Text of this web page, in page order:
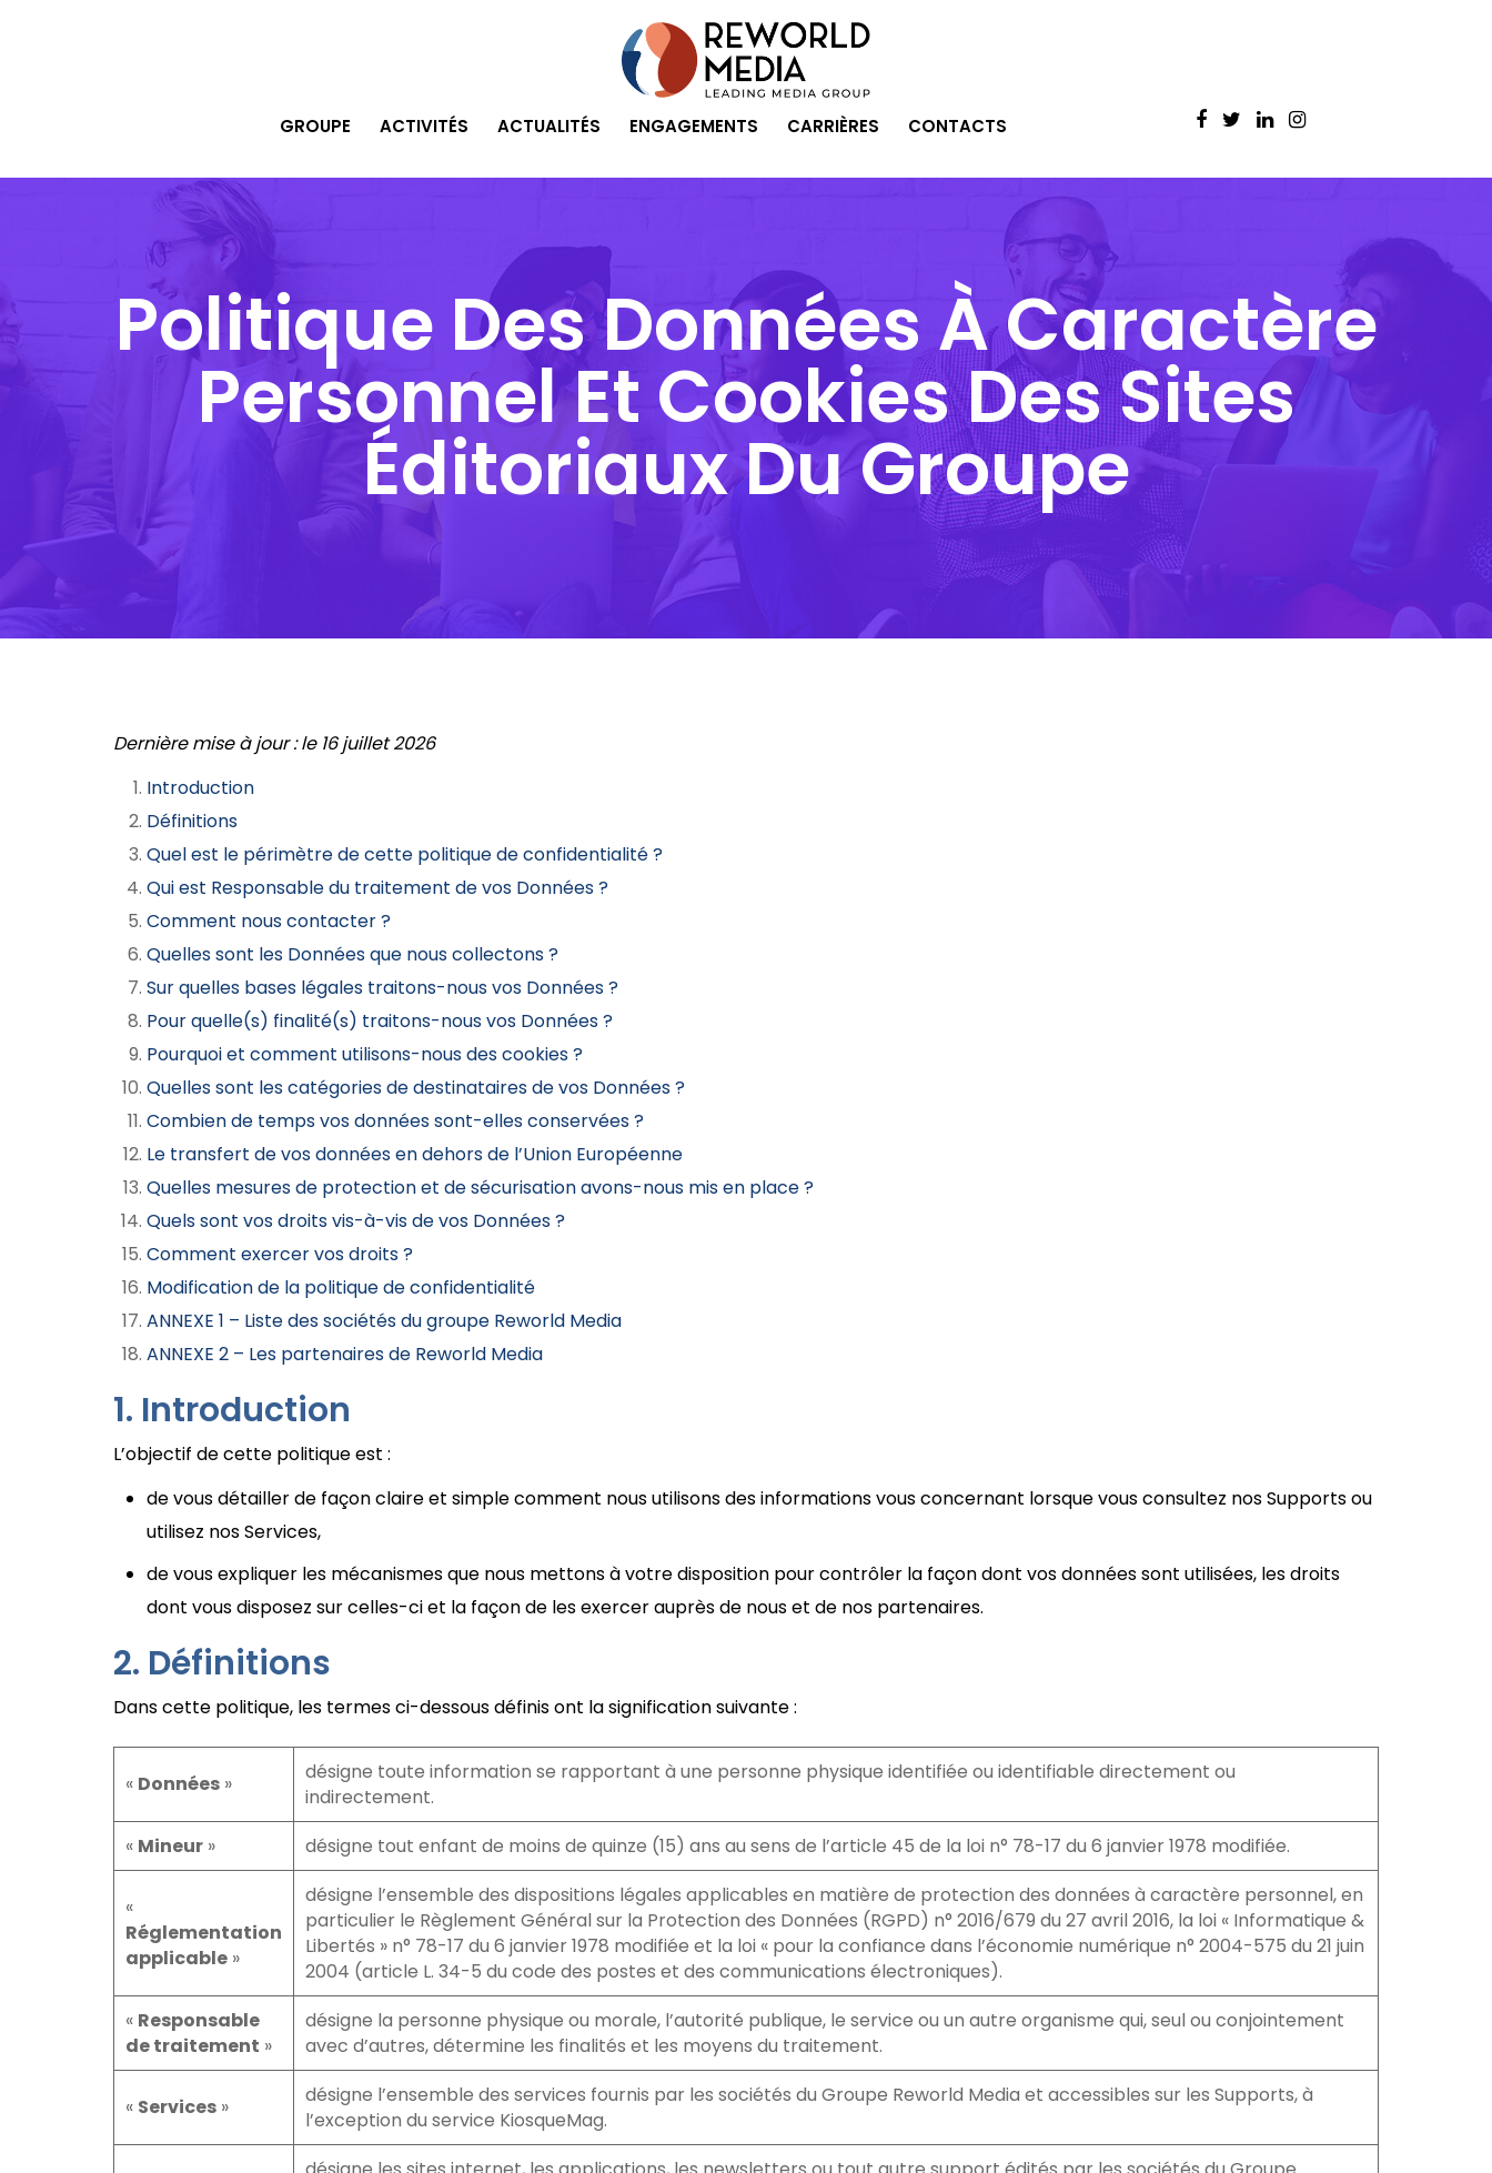
GROUPE ACTIVITÉS ACTUALITÉS ENGAGEMENTS CARRIÈRES CONTACTS
Politique Des Données À Caractère
Personnel Et Cookies Des Sites
Éditoriaux Du Groupe
Dernière mise à jour : le 16 juillet 2026
Introduction
Définitions
Quel est le périmètre de cette politique de confidentialité ?
Qui est Responsable du traitement de vos Données ?
Comment nous contacter ?
Quelles sont les Données que nous collectons ?
Sur quelles bases légales traitons-nous vos Données ?
Pour quelle(s) finalité(s) traitons-nous vos Données ?
Pourquoi et comment utilisons-nous des cookies ?
Quelles sont les catégories de destinataires de vos Données ?
Combien de temps vos données sont-elles conservées ?
Le transfert de vos données en dehors de l’Union Européenne
Quelles mesures de protection et de sécurisation avons-nous mis en place ?
Quels sont vos droits vis-à-vis de vos Données ?
Comment exercer vos droits ?
Modification de la politique de confidentialité
ANNEXE 1 – Liste des sociétés du groupe Reworld Media
ANNEXE 2 – Les partenaires de Reworld Media
Introduction
L’objectif de cette politique est :
de vous détailler de façon claire et simple comment nous utilisons des informations vous concernant lorsque vous consultez nos Supports ou
utilisez nos Services,
de vous expliquer les mécanismes que nous mettons à votre disposition pour contrôler la façon dont vos données sont utilisées, les droits
dont vous disposez sur celles-ci et la façon de les exercer auprès de nous et de nos partenaires.
Définitions
Dans cette politique, les termes ci-dessous définis ont la signification suivante :
« Données »
désigne toute information se rapportant à une personne physique identifiée ou identifiable directement ou
indirectement.
« Mineur » désigne tout enfant de moins de quinze (15) ans au sens de l’article 45 de la loi n° 78-17 du 6 janvier 1978 modifiée.
«
Réglementation
applicable »
désigne l’ensemble des dispositions légales applicables en matière de protection des données à caractère personnel, en
particulier le Règlement Général sur la Protection des Données (RGPD) n° 2016/679 du 27 avril 2016, la loi « Informatique &
Libertés » n° 78-17 du 6 janvier 1978 modifiée et la loi « pour la confiance dans l’économie numérique n° 2004-575 du 21 juin
2004 (article L. 34-5 du code des postes et des communications électroniques).
« Responsable
de traitement »
désigne la personne physique ou morale, l’autorité publique, le service ou un autre organisme qui, seul ou conjointement
avec d’autres, détermine les finalités et les moyens du traitement.
« Services »
désigne l’ensemble des services fournis par les sociétés du Groupe Reworld Media et accessibles sur les Supports, à
l’exception du service KiosqueMag.